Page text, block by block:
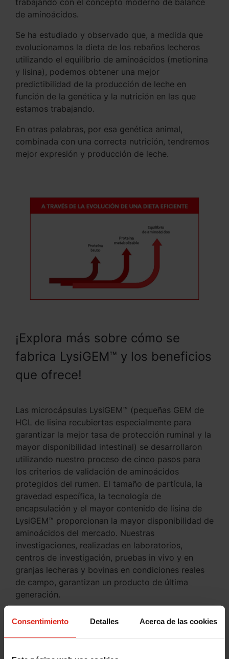
Consentimiento Detalles Acerca de las cookies
de aminoácidos.
Se ha estudiado y observado que, a medida que
evolucionamos la dieta de los rebaños lecheros
utilizando el equilibrio de aminoácidos (metionina
y lisina), podemos obtener una mejor
predictibilidad de la producción de leche en
función de la genética y la nutrición en las que
estamos trabajando.
En otras palabras, por esa genética animal,
combinada con una correcta nutrición, tendremos
mejor expresión y producción de leche.
¡Explora más sobre cómo se
fabrica LysiGEM™ y los beneficios
que ofrece!
Las microcápsulas LysiGEM™ (pequeñas GEM de
HCL de lisina recubiertas especialmente para
garantizar la mejor tasa de protección ruminal y la
mayor disponibilidad intestinal) se desarrollaron
utilizando nuestro proceso de cinco pasos para
los criterios de validación de aminoácidos
protegidos del rumen. El tamaño de partícula, la
gravedad específica, la tecnología de
encapsulación y el mayor contenido de lisina de
LysiGEM™ proporcionan la mayor disponibilidad de
aminoácidos del mercado. Nuestras
investigaciones, realizadas en laboratorios,
centros de investigación, pruebas in vivo y en
granjas lecheras y bovinas en condiciones reales
de campo, garantizan un producto de última
generación.
Referencias: